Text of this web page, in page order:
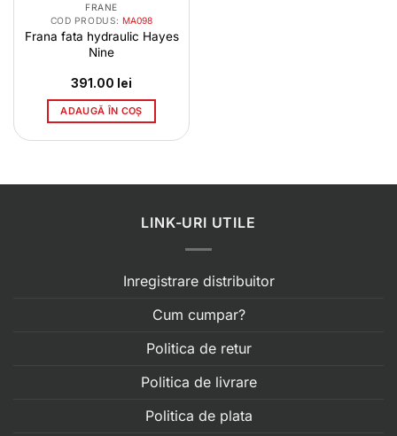
FRANE
COD PRODUS:MA098
Frana fata hydraulic Hayes
Nine
391.00 lei
ADAUGĂ ÎN COȘ
LINK-URI UTILE
Inregistrare distribuitor
Cum cumpar?
Politica de retur
Politica de livrare
Politica de plata